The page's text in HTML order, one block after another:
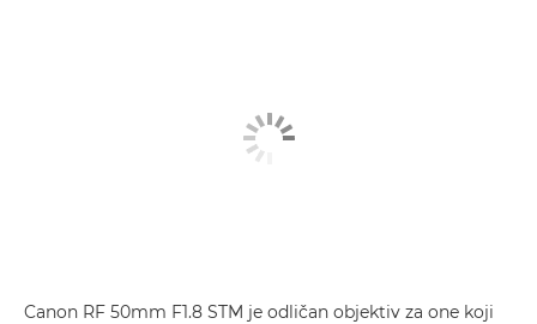
Canon RF 50mm F1.8 STM je odličan objektiv za one koji